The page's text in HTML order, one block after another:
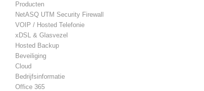
Producten
NetASQ UTM Security Firewall
VOIP / Hosted Telefonie
xDSL & Glasvezel
Hosted Backup
Beveiliging
Cloud
Bedrijfsinformatie
Office 365